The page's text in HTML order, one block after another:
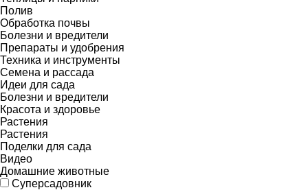
Полив
Обработка почвы
Болезни и вредители
Препараты и удобрения
Техника и инструменты
Семена и рассада
Идеи для сада
Болезни и вредители
Красота и здоровье
Растения
Растения
Поделки для сада
Видео
Домашние животные
Суперсадовник